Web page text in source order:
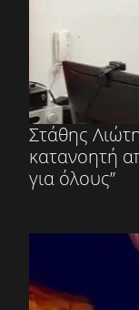
Στάθης
κατανοητή
για όλους”